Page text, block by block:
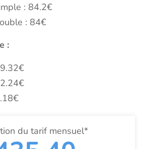
: 84.2€
: 84€
:
du tarif mensuel*